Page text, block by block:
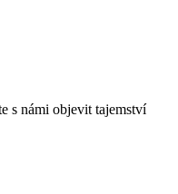
s námi objevit tajemství